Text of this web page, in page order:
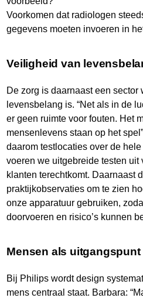
Voorkomen dat radiologen
gegevens moeten invoeren in
Veiligheid van
De zorg is daarnaast een sector
levensbelang is. “Net als in de
er geen ruimte voor fouten. Het
mensenlevens staan op het
daarom testlocaties over de
voeren we uitgebreide testen uit
klanten terechtkomt. Daarnaast
praktijkobservaties om te zien
onze apparatuur gebruiken,
doorvoeren en risico’s kunnen
Mensen als
Bij Philips wordt design
mens centraal staat. Barbara: